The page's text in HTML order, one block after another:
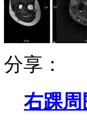
分享：
右踝